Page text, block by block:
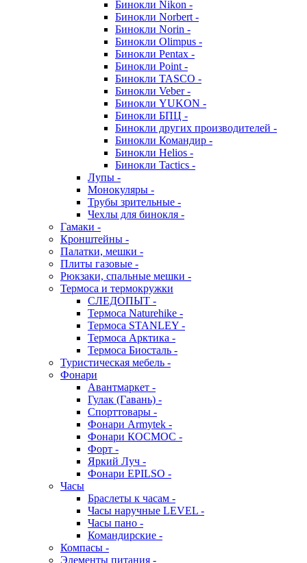
Бинокли Nikon -
Бинокли Norbert -
Бинокли Norin -
Бинокли Olimpus -
Бинокли Pentax -
Бинокли Point -
Бинокли TASCO -
Бинокли Veber -
Бинокли YUKON -
Бинокли БПЦ -
Бинокли других производителей -
Бинокли Командир -
Бинокли Helios -
Бинокли Tactics -
Лупы -
Монокуляры -
Трубы зрительные -
Чехлы для бинокля -
Гамаки -
Кронштейны -
Палатки, мешки -
Плиты газовые -
Рюкзаки, спальные мешки -
Термоса и термокружки
СЛЕДОПЫТ -
Термоса Naturehike -
Термоса STANLEY -
Термоса Арктика -
Термоса Биосталь -
Туристическая мебель -
Фонари
Авантмаркет -
Гулак (Гавань) -
Спорттовары -
Фонари Armytek -
Фонари КОСМОС -
Форт -
Яркий Луч -
Фонари EPILSO -
Часы
Браслеты к часам -
Часы наручные LEVEL -
Часы пано -
Командирские -
Компасы -
Элементы питания -